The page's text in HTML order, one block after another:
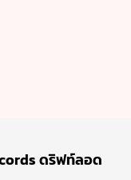
ดริฟท์ลอด